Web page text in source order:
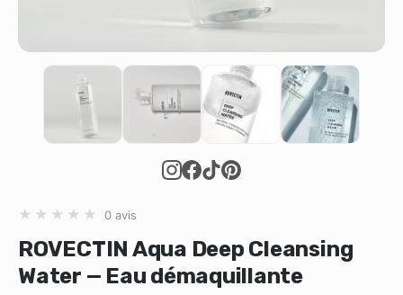
★ ★ ★ ★ ★ 0 avis
ROVECTIN Aqua Deep Cleansing
Water — Eau démaquillante